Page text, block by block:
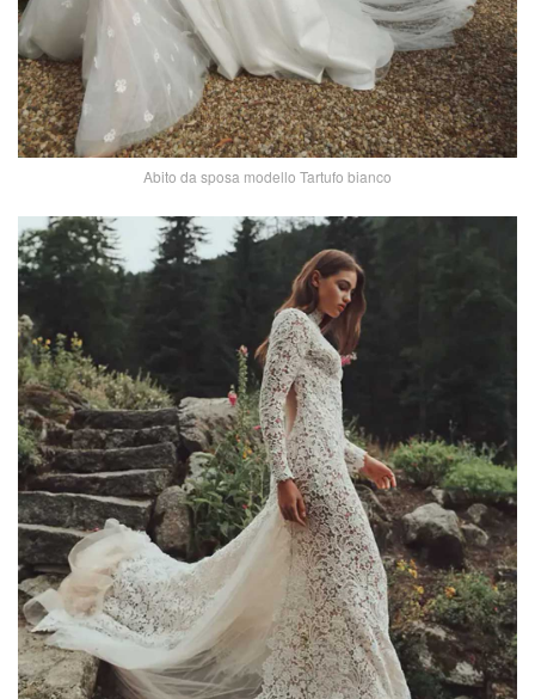
Abito da sposa modello Tartufo bianco